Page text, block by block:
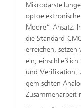
Moore“-Ansatz:
die Standard-
erreichen,
ein,
und Verifikation,
gemischten
Zusammenarbeit